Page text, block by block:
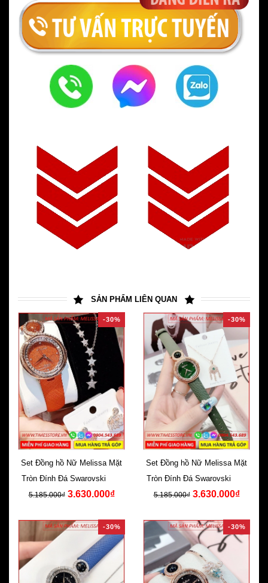
SẢN PHẨM LIÊN QUAN
-30%
Set Đồng hồ Nữ Melissa Mặt
Tròn Đính Đá Swarovski Dây
Da Cam
5.185.000₫ 3.630.000₫
-30%
Set Đồng hồ Nữ Melissa Mặt
Tròn Đính Đá Swarovski Dây
Da Xanh
5.185.000₫ 3.630.000₫
-30% -30%